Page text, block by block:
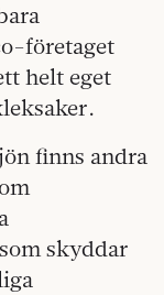
företaget
helt eget
finns andra
skyddar